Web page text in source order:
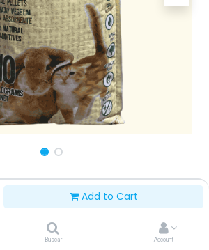
Add to Cart
Buscar Account
VEGETAL 10 KG